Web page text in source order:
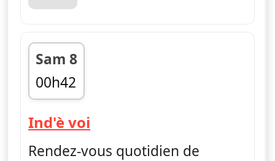
Sam 8
00h42
fin 01h02
Ind'è voi
Rendez-vous quotidien de